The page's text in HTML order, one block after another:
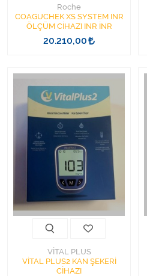
Roche
COAGUCHEK XS SYSTEM INR
ÖLÇÜM CİHAZI INR İNR
20.210,00
VİTAL PLUS
VİTAL PLUS2 KAN ŞEKERİ
CİHAZI